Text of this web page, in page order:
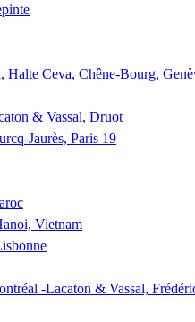
Halte Ceva, Chêne-Bourg,
& Vassal, Druot
Jaurès, Paris 19
Vietnam
-Lacaton & Vassal,